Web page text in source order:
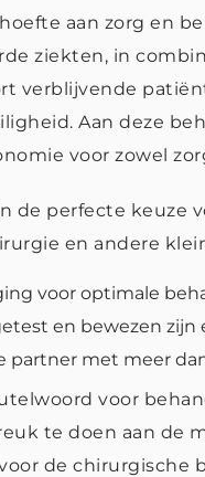
aan zorg en
ziekten, in
verblijvende
Aan deze
voor zowel
de perfecte keuze
en andere
voor optimale
en bewezen
partner met meer
voor
te doen aan de
de chirurgische